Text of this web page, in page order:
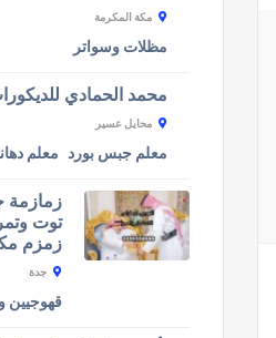
مكة المكرمة
مظلات وسواتر
محمد الحمادي
محايل عسير
معلم جبس بورد معلم
توت
زمزم
جدة
قهوجيين